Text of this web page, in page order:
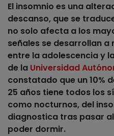
El insomnio es una
descanso, que se
no solo afecta a los
señales se desarrollan
entre la adolescencia y
de la Universidad
constatado que un 10%
25 años tiene todos los
como nocturnos, del
diagnostica tras pasar
poder dormir.